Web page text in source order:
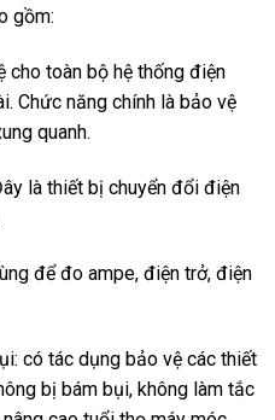
gồm:
cho toàn bộ hệ thống điện
Chức năng chính là bảo vệ
quanh.
là thiết bị chuyển đổi điện
để đo ampe, điện trở, điện
có tác dụng bảo vệ các thiết
bị bám bụi, không làm tắc